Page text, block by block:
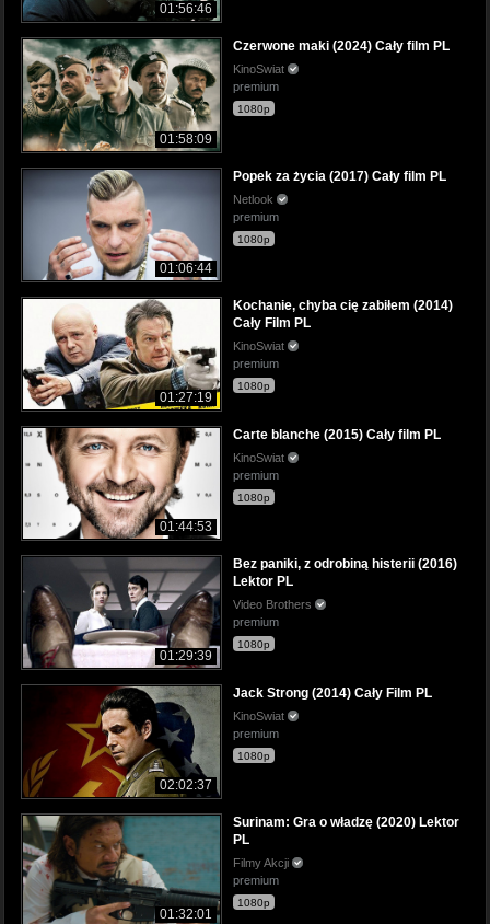
01:56:46
01:58:09
Czerwone maki (2024) Cały film PL
KinoSwiat
premium
1080p
01:06:44
Popek za życia (2017) Cały film PL
Netlook
premium
1080p
01:27:19
Kochanie, chyba cię zabiłem (2014)
Cały Film PL
KinoSwiat
premium
1080p
01:44:53
Carte blanche (2015) Cały film PL
KinoSwiat
premium
1080p
01:29:39
Bez paniki, z odrobiną histerii (2016)
Lektor PL
Video Brothers
premium
1080p
02:02:37
Jack Strong (2014) Cały Film PL
KinoSwiat
premium
1080p
01:32:01
Surinam: Gra o władzę (2020) Lektor
PL
Filmy Akcji
premium
1080p